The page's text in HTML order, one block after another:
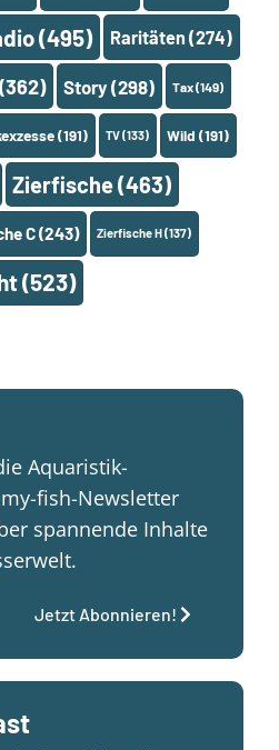
(495) Raritäten (274)
(362) Story (298) Tax(149)
(191) TV(133) Wild (191)
Zierfische(463)
C(243) Zierfische H(137)
(523)
Aquaristik-
fish-Newsletter
spannende Inhalte
Jetzt Abonnieren!